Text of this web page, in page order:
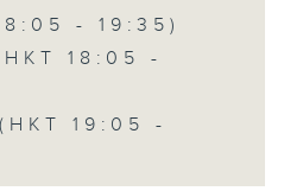
- 19:35)
18:05 -
19:05 -